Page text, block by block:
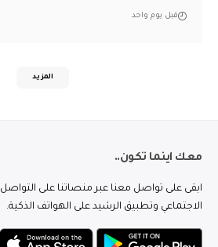
قبل يوم واحد
المزيد
معك اينما تكون..
ابقى على تواصل معنا عبر منصاتنا على التواصل
الاجتماعي وتطبيق الرشيد على الهواتف الذكية.